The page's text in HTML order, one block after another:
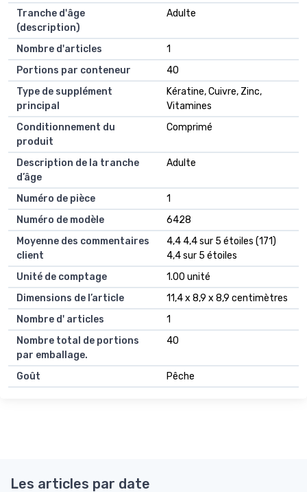
Tranche d'âge
(description)
Adulte
Nombre d'articles
1
Portions par conteneur
40
Type de supplément
principal
Kératine, Cuivre, Zinc,
Vitamines
Conditionnement du
produit
Comprimé
Description de la tranche
d’âge
Adulte
Numéro de pièce
1
Numéro de modèle
6428
Moyenne des commentaires
client
4,4 4,4 sur 5 étoiles (171)
4,4 sur 5 étoiles
Unité de comptage
1.00 unité
Dimensions de l’article
11,4 x 8,9 x 8,9 centimètres
Nombre d' articles
1
Nombre total de portions
par emballage.
40
Goût Pêche
Les articles par date